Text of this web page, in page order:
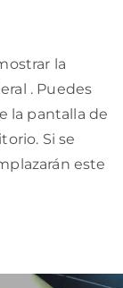
la
. Puedes
la pantalla de
Si se
este